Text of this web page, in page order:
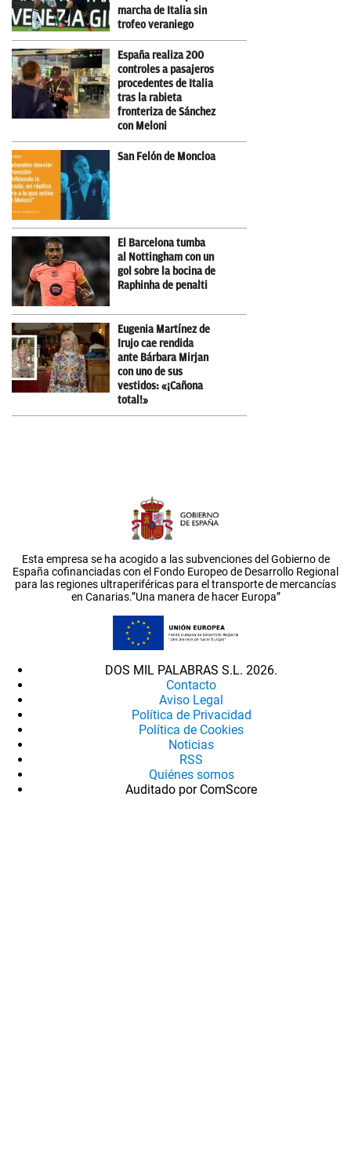
marcha de Italia sin
trofeo veraniego
España realiza 200
controles a pasajeros
procedentes de Italia
tras la rabieta
fronteriza de Sánchez
con Meloni
San Felón de Moncloa
El Barcelona tumba
al Nottingham con un
gol sobre la bocina de
Raphinha de penalti
Eugenia Martínez de
Irujo cae rendida
ante Bárbara Mirjan
con uno de sus
vestidos: «¡Cañona
total!»
Esta empresa se ha acogido a las subvenciones del Gobierno de
España cofinanciadas con el Fondo Europeo de Desarrollo Regional
para las regiones ultraperiféricas para el transporte de mercancías
en Canarias.”Una manera de hacer Europa”
DOS MIL PALABRAS S.L. 2026.
Contacto
Aviso Legal
Política de Privacidad
Política de Cookies
Noticias
RSS
Quiénes somos
Auditado por ComScore